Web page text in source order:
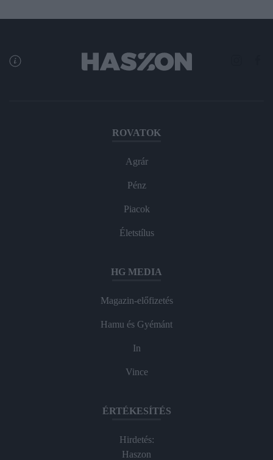
ROVATOK
Agrár
Pénz
Piacok
Életstílus
HG MEDIA
Magazin-előfizetés
Hamu és Gyémánt
In
Vince
ÉRTÉKESÍTÉS
Hirdetés:
Haszon